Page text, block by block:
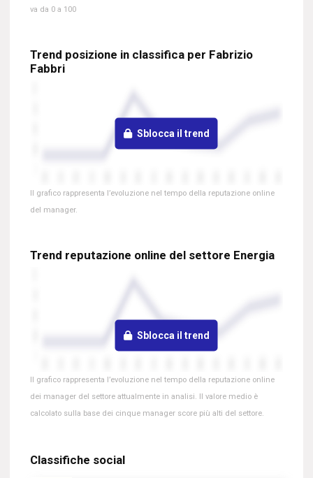
va da 0 a 100
Trend posizione in classifica per Fabrizio
Fabbri
Sblocca il trend
Il grafico rappresenta l’evoluzione nel tempo della reputazione online
del manager.
Trend reputazione online del settore Energia
Sblocca il trend
Il grafico rappresenta l’evoluzione nel tempo della reputazione online
dei manager del settore attualmente in analisi. Il valore medio è
calcolato sulla base dei cinque manager score più alti del settore.
Classifiche social